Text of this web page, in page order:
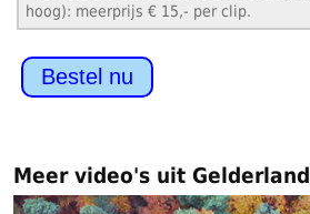
hoog): meerprijs € 15,- per clip.
Bestel nu
Meer video's uit Gelderland